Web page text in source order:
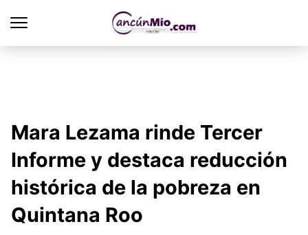
Mara Lezama rinde Tercer
Informe y destaca reducción
histórica de la pobreza en
Quintana Roo